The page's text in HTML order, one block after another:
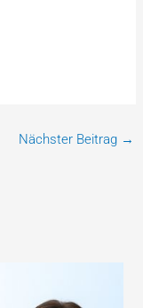
Nächster Beitrag →